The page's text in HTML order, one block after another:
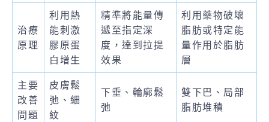
治療
原理
利用熱
能刺激
膠原蛋
白增生
精準將能量傳
遞至指定深
度，達到拉提
效果
利用藥物破壞
脂肪或特定能
量作用於脂肪
層
主要
改善
問題
皮膚鬆
弛、細
紋
下垂、輪廓鬆
弛
雙下巴、局部
脂肪堆積